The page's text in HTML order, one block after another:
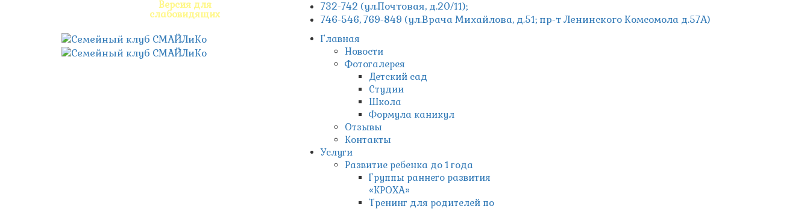
Версия для
слабовидящих
732-742 (ул.Почтовая, д.20/11);
746-546, 769-849 (ул.Врача Михайлова, д.51; пр-т Ленинского Комсомола д.57А)
Главная
Новости
Фотогалерея
Детский сад
Студии
Школа
Формула каникул
Отзывы
Контакты
Услуги
Развитие ребенка до 1 года
Группы раннего развития
«КРОХА»
Тренинг для родителей по